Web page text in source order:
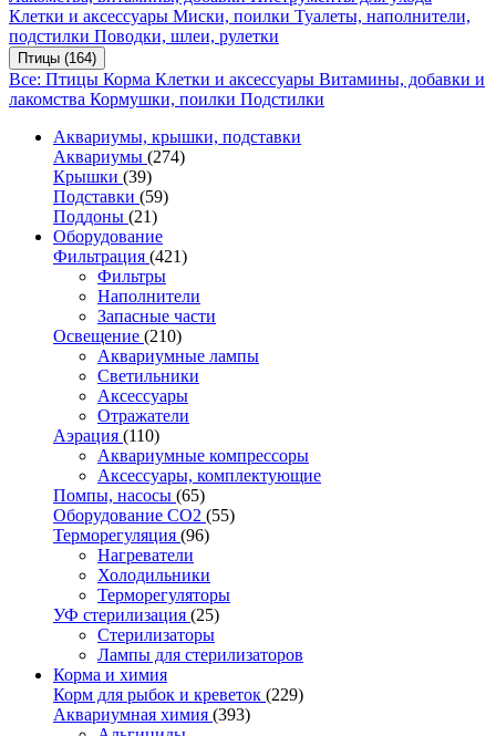
Клетки и аксессуары Миски, поилки Туалеты, наполнители,
подстилки Поводки, шлеи, рулетки
Птицы (164)
Все: Птицы Корма Клетки и аксессуары Витамины, добавки и
лакомства Кормушки, поилки Подстилки
Аквариумы, крышки, подставки
Аквариумы (274)
Крышки (39)
Подставки (59)
Поддоны (21)
Оборудование
Фильтрация (421)
Фильтры
Наполнители
Запасные части
Освещение (210)
Аквариумные лампы
Светильники
Аксессуары
Отражатели
Аэрация (110)
Аквариумные компрессоры
Аксессуары, комплектующие
Помпы, насосы (65)
Оборудование CO2 (55)
Терморегуляция (96)
Нагреватели
Холодильники
Терморегуляторы
УФ стерилизация (25)
Стерилизаторы
Лампы для стерилизаторов
Корма и химия
Корм для рыбок и креветок (229)
Аквариумная химия (393)